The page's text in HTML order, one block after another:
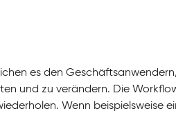
es den
und zu verändern. Die
Wenn beispielsweise